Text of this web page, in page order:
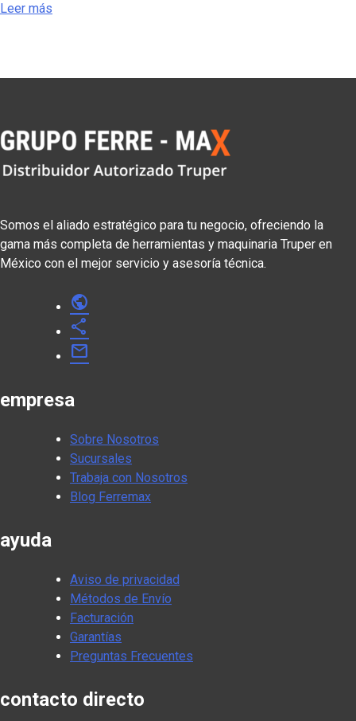
Leer más
Somos el aliado estratégico para tu negocio, ofreciendo la
gama más completa de herramientas y maquinaria Truper en
México con el mejor servicio y asesoría técnica.
public
share
mail
empresa
Sobre Nosotros
Sucursales
Trabaja con Nosotros
Blog Ferremax
ayuda
Aviso de privacidad
Métodos de Envío
Facturación
Garantías
Preguntas Frecuentes
contacto directo